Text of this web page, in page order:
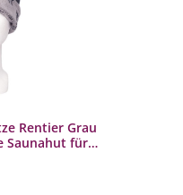
Rentier Grau
Saunahut für